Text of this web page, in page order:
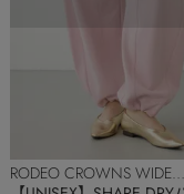
RODEO CROWNS WIDE